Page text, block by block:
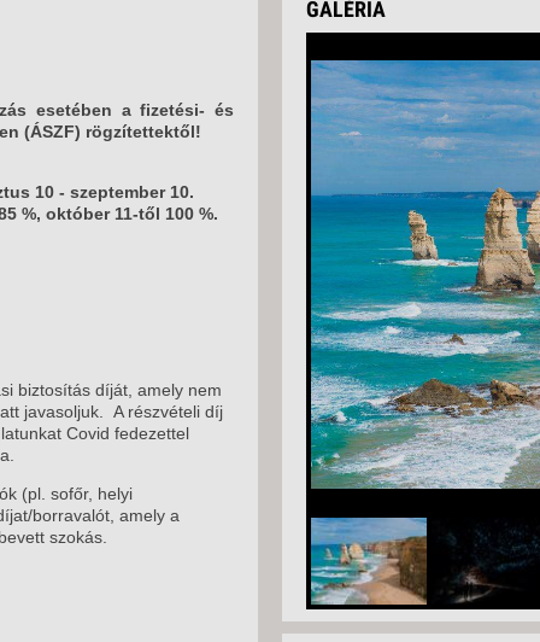
GALÉRIA
esetében a fizetési- és
(ÁSZF) rögzítettektől!
10 - szeptember 10.
%, október 11-től 100 %.
biztosítás díját, amely nem
javasoljuk. A részvételi díj
Covid fedezettel
(pl. sofőr, helyi
borravalót, amely a
szokás.